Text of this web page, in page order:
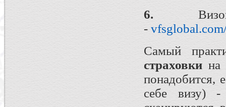
6.
-
Самый
страховки на
понадобится,
себе визу)